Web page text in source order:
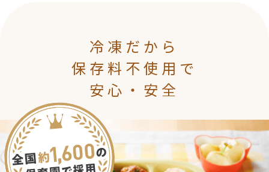
冷凍だから
保存料不使用で
安心・安全